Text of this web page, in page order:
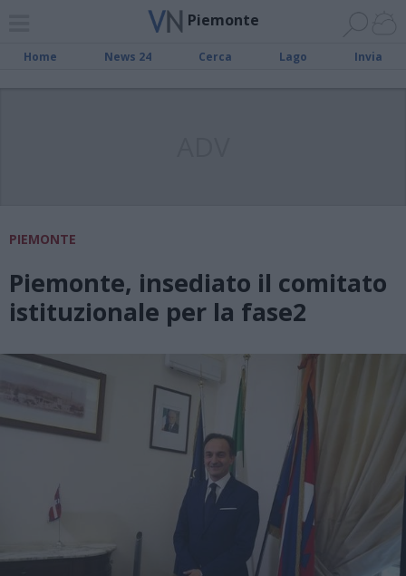
Piemonte
Home News 24 Cerca Lago Invia
PIEMONTE
Piemonte, insediato il comitato
istituzionale per la fase2